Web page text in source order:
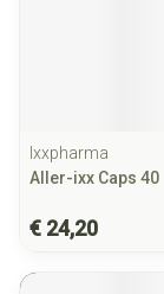
Ixxpharma
Aller-ixx Caps 40
€ 24,20